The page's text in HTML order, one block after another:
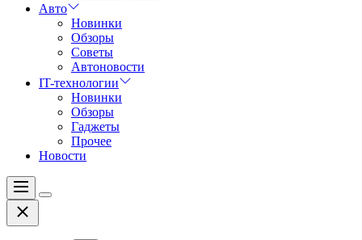
Авто
Новинки
Обзоры
Советы
Автоновости
IT-технологии
Новинки
Обзоры
Гаджеты
Прочее
Новости
Меню
Цвет
Закрыть